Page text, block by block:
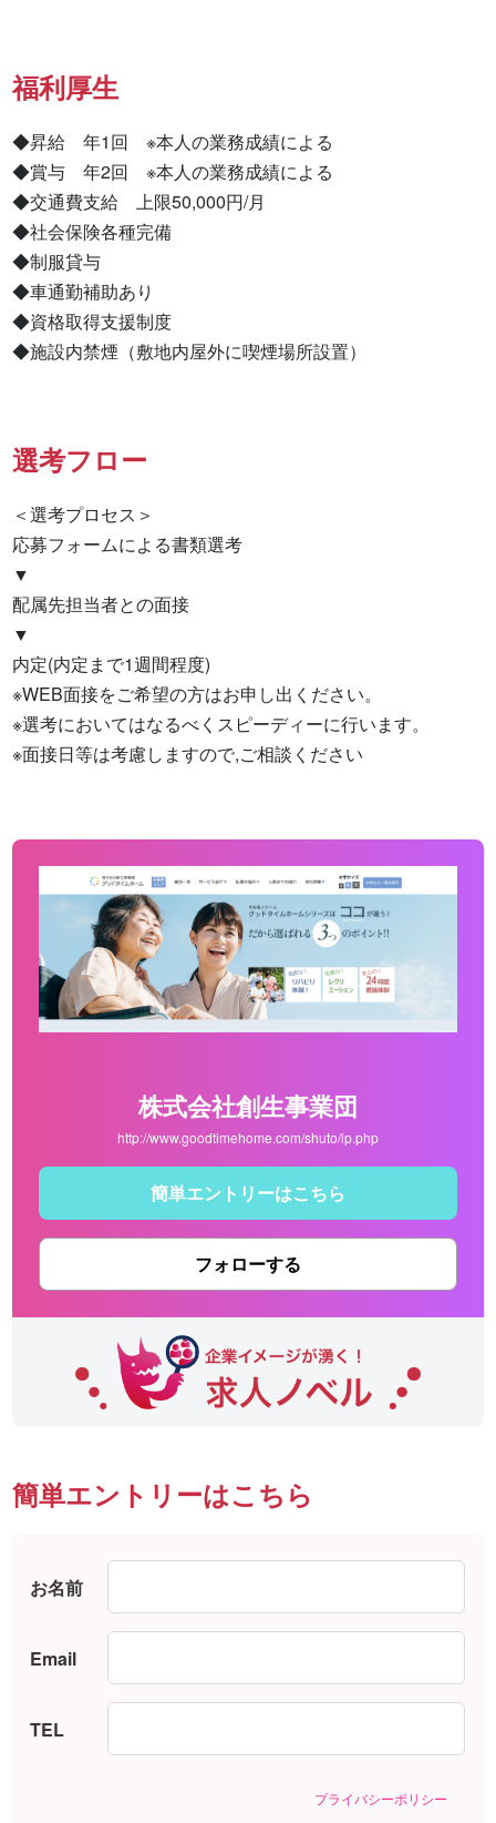
福利厚生
◆昇給　年1回　※本人の業務成績による
◆賞与　年2回　※本人の業務成績による
◆交通費支給　上限50,000円/月
◆社会保険各種完備
◆制服貸与
◆車通勤補助あり
◆資格取得支援制度
◆施設内禁煙（敷地内屋外に喫煙場所設置）
選考フロー
＜選考プロセス＞
応募フォームによる書類選考
▼
配属先担当者との面接
▼
内定(内定まで1週間程度)
※WEB面接をご希望の方はお申し出ください。
※選考においてはなるべくスピーディーに行います。
※面接日等は考慮しますので,ご相談ください
株式会社創生事業団
http://www.goodtimehome.com/shuto/lp.php
簡単エントリーはこちら
フォローする
簡単エントリーはこちら
お名前
Email
TEL
プライバシーポリシー